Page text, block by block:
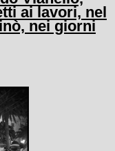
ai lavori, nel
nei giorni